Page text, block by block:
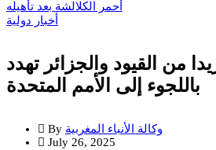
أخبار دولية
من القيود والجزائر تهدد
باللجوء إلى الأمم المتحدة
By وكالة الأنباء المغربية
July 26, 2025